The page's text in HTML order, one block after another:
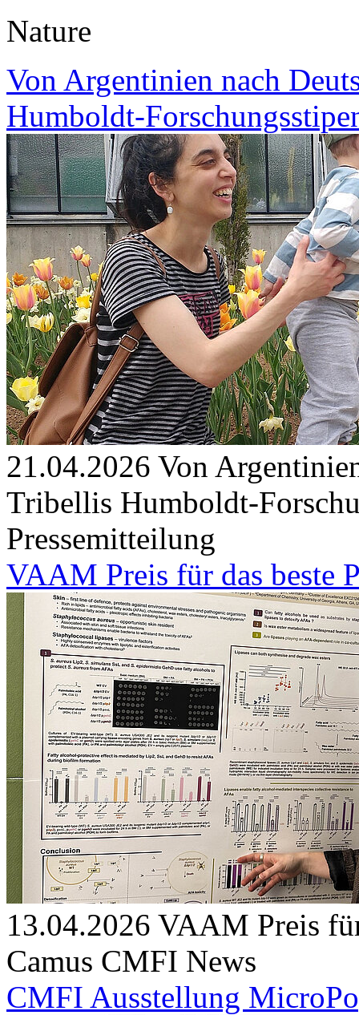
Nature
Von Argentinien nach
Humboldt-
21.04.2026 Von
Tribellis Humboldt-
Pressemitteilung
VAAM Preis für das beste
13.04.2026 VAAM Preis
Camus CMFI News
CMFI Ausstellung